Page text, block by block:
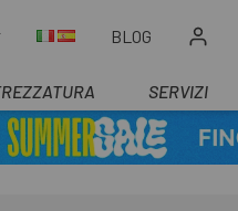
BLOG
SERVIZI